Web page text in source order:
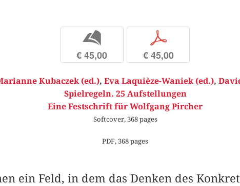
b
€ 45,00
p
€ 45,00
Kubaczek (ed.), Eva Laquièze-Waniek (ed.),
Spielregeln. 25 Aufstellungen
Eine Festschrift für Wolfgang Pircher
Softcover, 368 pages
PDF, 368 pages
ein Feld, in dem das Denken des